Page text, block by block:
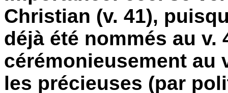
Christian (v. 41),
déjà été nommés au v.
cérémonieusement au
les précieuses (par